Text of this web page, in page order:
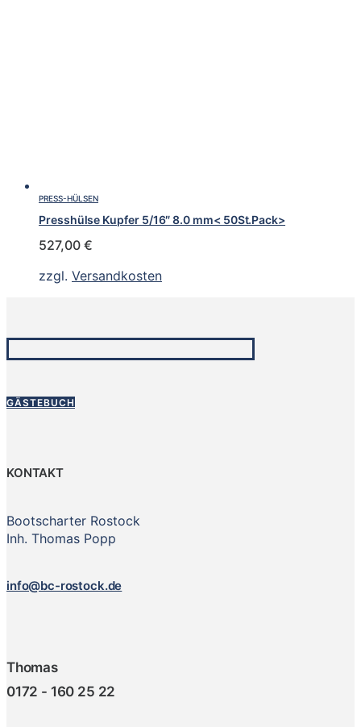
PRESS-HÜLSEN
Presshülse Kupfer 5/16″ 8.0 mm< 50St.Pack>
527,00 €
zzgl. Versandkosten
GÄSTEBUCH
KONTAKT
Bootscharter Rostock
Inh. Thomas Popp
info@bc-rostock.de
Thomas
0172 - 160 25 22